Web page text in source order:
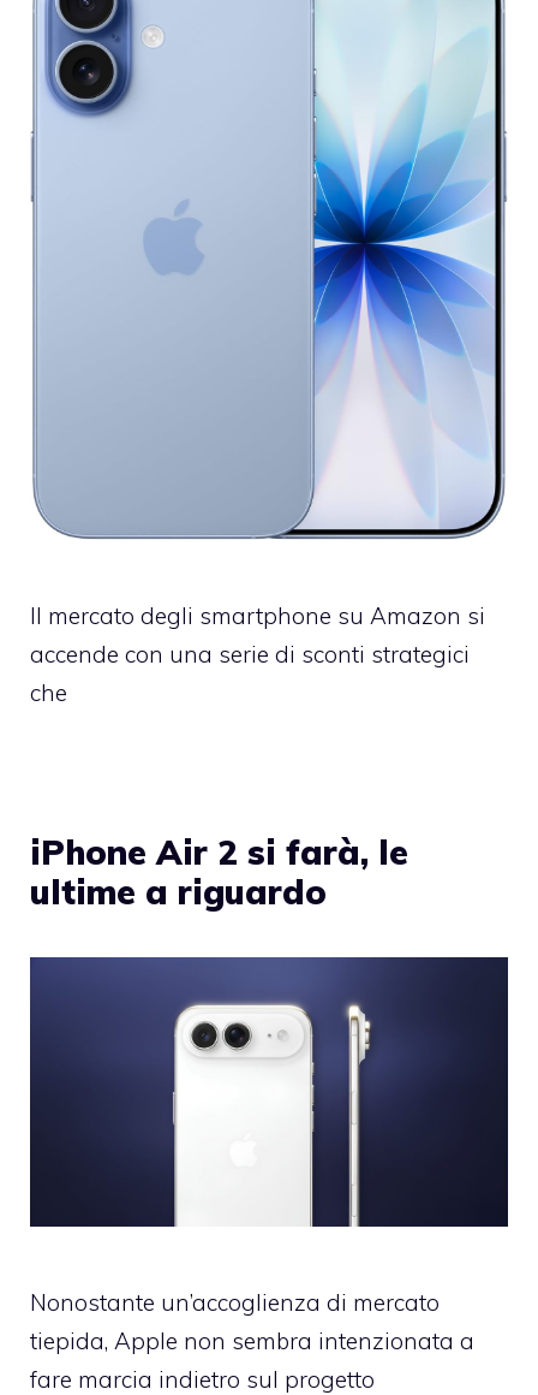
Il mercato degli smartphone su Amazon si
accende con una serie di sconti strategici
che
iPhone Air 2 si farà, le
ultime a riguardo
Nonostante un’accoglienza di mercato
tiepida, Apple non sembra intenzionata a
fare marcia indietro sul progetto